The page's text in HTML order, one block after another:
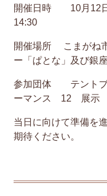
開催日時 10月12日
14:30
開催場所 こまがね
ー「ぱとな」及び銀
参加団体 テント
ーマンス 12 展示
当日に向けて準備を
期待ください。